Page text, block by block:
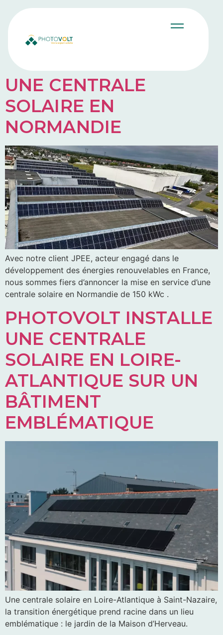
UNE CENTRALE
SOLAIRE EN
NORMANDIE
Avec notre client JPEE, acteur engagé dans le
développement des énergies renouvelables en France,
nous sommes fiers d’annoncer la mise en service d’une
centrale solaire en Normandie de 150 kWc .
PHOTOVOLT INSTALLE
UNE CENTRALE
SOLAIRE EN LOIRE-
ATLANTIQUE SUR UN
BÂTIMENT
EMBLÉMATIQUE
Une centrale solaire en Loire-Atlantique à Saint-Nazaire,
la transition énergétique prend racine dans un lieu
emblématique : le jardin de la Maison d’Herveau.